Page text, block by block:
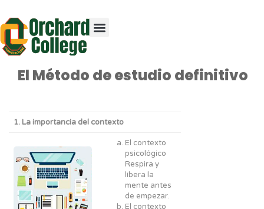
El Método de estudio definitivo
1. La importancia del contexto
El contexto
psicológico
Respira y
libera la
mente antes
de empezar.
El contexto